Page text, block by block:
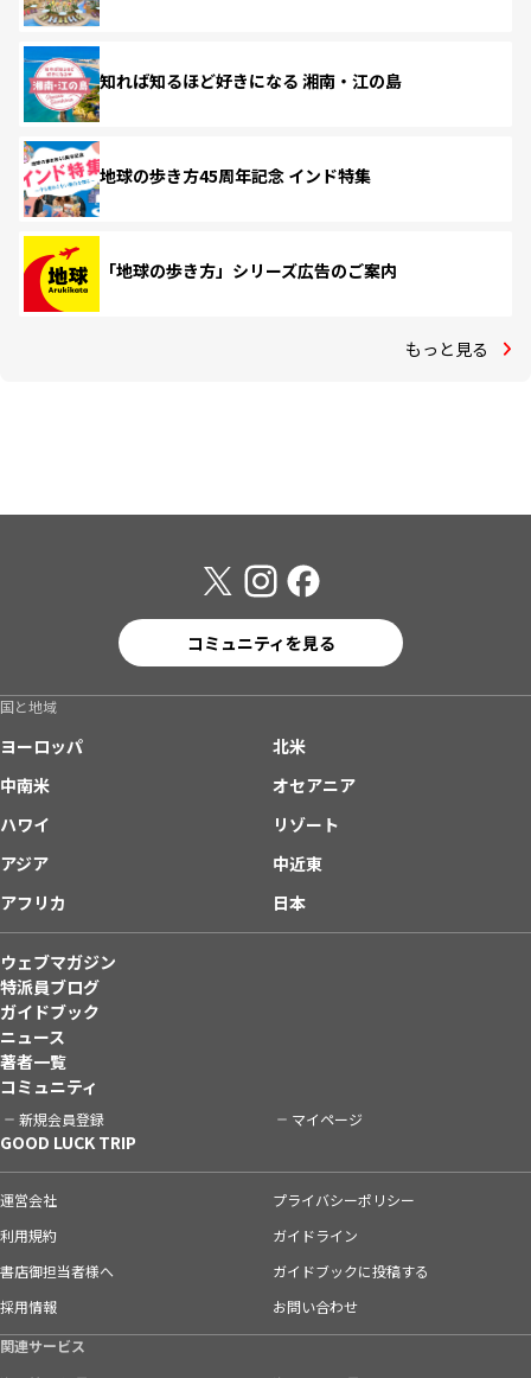
知れば知るほど好きになる 湘南・江の島
地球の歩き方45周年記念 インド特集
「地球の歩き方」シリーズ広告のご案内
もっと見る
コミュニティを見る
国と地域
ヨーロッパ
北米
中南米
オセアニア
ハワイ
リゾート
アジア
中近東
アフリカ
日本
ウェブマガジン
特派員ブログ
ガイドブック
ニュース
著者一覧
コミュニティ
新規会員登録 マイページ
GOOD LUCK TRIP
運営会社
プライバシーポリシー
利用規約
ガイドライン
書店御担当者様へ
ガイドブックに投稿する
採用情報
お問い合わせ
関連サービス